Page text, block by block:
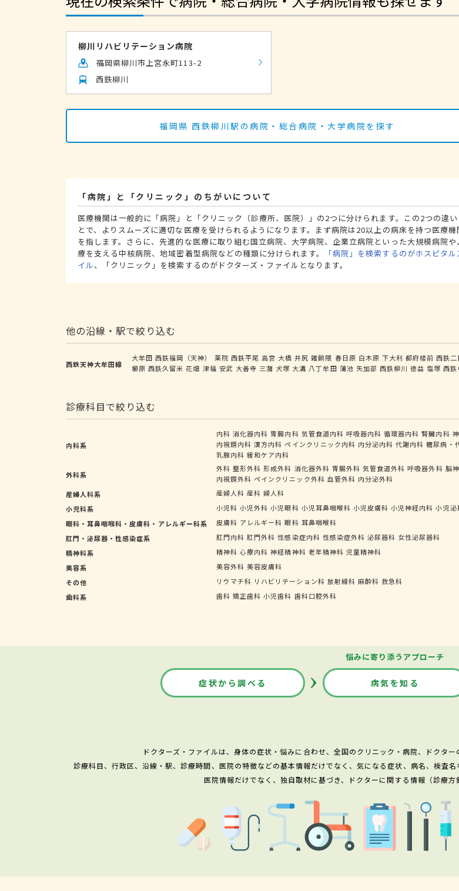
柳川リハビリテーション病院
福岡県柳川市上宮永町113-2
西鉄柳川
福岡県 西鉄柳川駅の病院・総合病院・大学病院を探す
「病院」と「クリニック」のちがいについて
医療機関は一般的に「病院」と「クリニック（診療所、医院）」の2つに分けられます。この2つの違い
とで、よりスムーズに適切な医療を受けられるようになります。まず病院は20以上の病床を持つ医療機
を指します。さらに、先進的な医療に取り組む国立病院、大学病院、企業立病院といった大規模病院や
療を支える中核病院、地域密着型病院などの種類に分けられます。
「病院」を検索するのがホスピタル
イル、「クリニック」を検索するのがドクターズ・ファイルとなります。
他の沿線・駅で絞り込む
西鉄天神大牟田線
大牟田 西鉄福岡（天神） 薬院 西鉄平尾 高宮 大橋 井尻 雑餉隈 春日原 白木原 下大利 都府楼前 西鉄二
櫛原 西鉄久留米 花畑 津福 安武 大善寺 三潴 犬塚 大溝 八丁牟田 蒲池 矢加部 西鉄柳川 徳益 塩塚 西
診療科目で絞り込む
内科系
内科 消化器内科 胃腸内科 気管食道内科 呼吸器内科 循環器内科 腎臓内科
内視鏡内科 漢方内科 ペインクリニック内科 内分泌内科 代謝内科 糖尿病・
乳腺内科 緩和ケア内科
外科系
外科 整形外科 形成外科 消化器外科 胃腸外科 気管食道外科 呼吸器外科 脳
内視鏡外科 ペインクリニック外科 血管外科 内分泌外科
産婦人科系
産婦人科 産科 婦人科
小児科系
小児科 小児外科 小児眼科 小児耳鼻咽喉科 小児皮膚科 小児神経内科 小児泌
眼科・耳鼻咽喉科・皮膚科・アレルギー科系
皮膚科 アレルギー科 眼科 耳鼻咽喉科
肛門・泌尿器・性感染症系
肛門内科 肛門外科 性感染症内科 性感染症外科 泌尿器科 女性泌尿器科
精神科系
精神科 心療内科 神経精神科 老年精神科 児童精神科
美容系
美容外科 美容皮膚科
その他
リウマチ科 リハビリテーション科 放射線科 麻酔科 救急科
歯科系
歯科 矯正歯科 小児歯科 歯科口腔外科
悩みに寄り添うアプローチ
症状から調べる 病気を知る
ドクターズ・ファイルは、身体の症状・悩みに合わせ、全国のクリニック・病院、ドクタ
診療科目、行政区、沿線・駅、診療時間、医院の特徴などの基本情報だけでなく、気になる症状、病名、検査
医院情報だけでなく、独自取材に基づき、ドクターに関する情報（診療方